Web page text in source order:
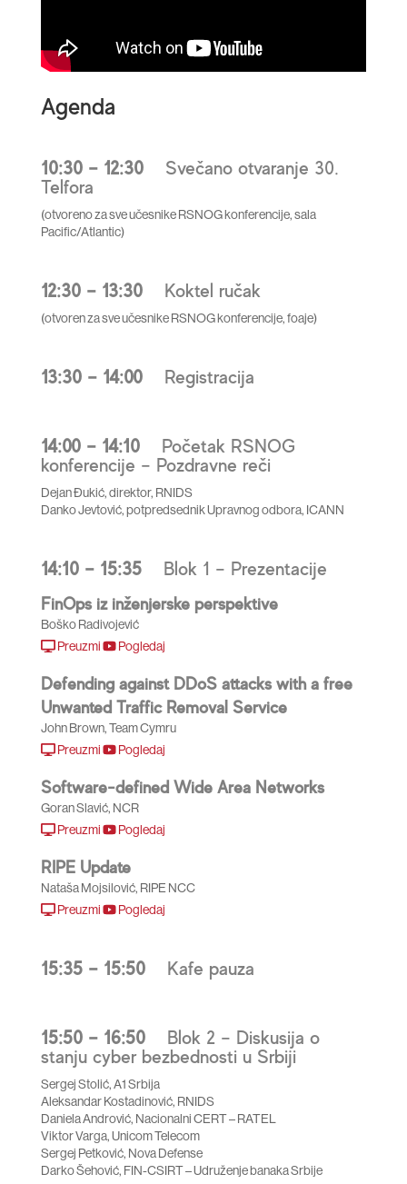
Agenda
10:30 – 12:30Svečano otvaranje 30.
Telfora
(otvoreno za sve učesnike RSNOG konferencije, sala
Pacific/Atlantic)
12:30 – 13:30Koktel ručak
(otvoren za sve učesnike RSNOG konferencije, foaje)
13:30 – 14:00Registracija
14:00 – 14:10Početak RSNOG
konferencije – Pozdravne reči
Dejan Đukić, direktor, RNIDS
Danko Jevtović, potpredsednik Upravnog odbora, ICANN
14:10 – 15:35Blok 1 – Prezentacije
FinOps iz inženjerske perspektive
Boško Radivojević
Preuzmi
Pogledaj
Defending against DDoS attacks with a free
Unwanted Traffic Removal Service
John Brown, Team Cymru
Preuzmi
Pogledaj
Software-defined Wide Area Networks
Goran Slavić, NCR
Preuzmi
Pogledaj
RIPE Update
Nataša Mojsilović, RIPE NCC
Preuzmi
Pogledaj
15:35 – 15:50Kafe pauza
15:50 – 16:50Blok 2 – Diskusija o
stanju cyber bezbednosti u Srbiji
Sergej Stolić, A1 Srbija
Aleksandar Kostadinović, RNIDS
Daniela Andrović, Nacionalni CERT – RATEL
Viktor Varga, Unicom Telecom
Sergej Petković, Nova Defense
Darko Šehović, FIN-CSIRT – Udruženje banaka Srbije